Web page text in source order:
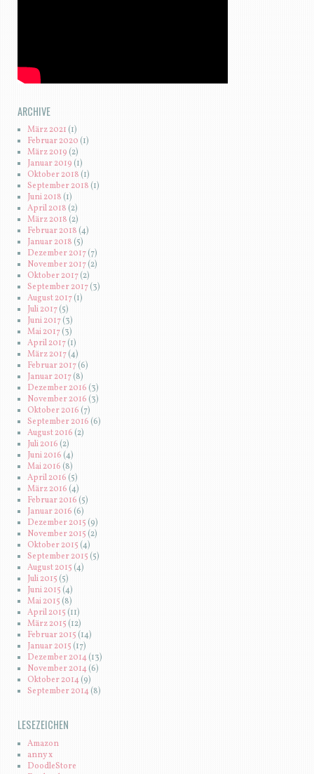
ARCHIVE
März 2021(1)
Februar 2020 (1)
März 2019 (2)
Januar 2019 (1)
Oktober 2018(1)
September 2018 (1)
Juni 2018 (1)
April 2018(2)
März 2018 (2)
Februar 2018(4)
Januar 2018 (5)
Dezember 2017(7)
November 2017(2)
Oktober 2017(2)
September 2017(3)
August 2017(1)
Juli 2017(5)
Juni 2017(3)
Mai 2017(3)
April 2017(1)
März 2017(4)
Februar 2017(6)
Januar 2017(8)
Dezember 2016 (3)
November 2016 (3)
Oktober 2016(7)
September 2016 (6)
August 2016(2)
Juli 2016(2)
Juni 2016 (4)
Mai 2016 (8)
April 2016(5)
März 2016 (4)
Februar 2016(5)
Januar 2016 (6)
Dezember 2015 (9)
November 2015 (2)
Oktober 2015 (4)
September 2015 (5)
August 2015 (4)
Juli 2015 (5)
Juni 2015 (4)
Mai 2015(8)
April 2015 (11)
März 2015 (12)
Februar 2015 (14)
Januar 2015 (17)
Dezember 2014(13)
November 2014(6)
Oktober 2014(9)
September 2014(8)
LESEZEICHEN
Amazon
anny x
DoodleStore